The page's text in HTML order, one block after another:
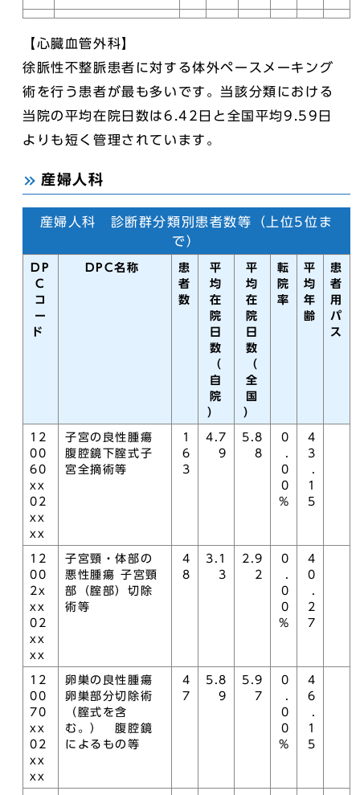
【心臓血管外科】
徐脈性不整脈患者に対する体外ペースメーキング
術を行う患者が最も多いです。当該分類における
当院の平均在院日数は6.42日と全国平均9.59日
よりも短く管理されています。
産婦人科
産婦人科 診断群分類別患者数等（上位5位ま
で）
DP
C
コ
ー
ド
DPC名称
患
者
数
平
均
在
院
日
数
（
自
院
）
平
均
在
院
日
数
（
全
国
）
転
院
率
平
均
年
齢
患
者
用
パ
ス
12
00
60
xx
02
xx
xx
子宮の良性腫瘍
腹腔鏡下腟式子
宮全摘術等
1
6
3
4.7
9
5.8
8
0
.
0
0
%
4
3
.
1
5
12
00
2x
xx
02
xx
xx
子宮頸・体部の
悪性腫瘍 子宮頸
部（腟部）切除
術等
4
8
3.1
3
2.9
2
0
.
0
0
%
4
0
.
2
7
12
00
70
xx
02
xx
xx
卵巣の良性腫瘍
卵巣部分切除術
（腟式を含
む。） 腹腔鏡
によるもの等
4
7
5.8
9
5.9
7
0
.
0
0
%
4
6
.
1
5